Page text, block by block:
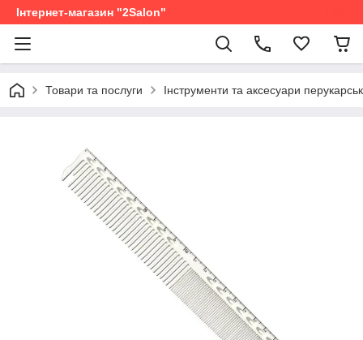
Інтернет-магазин "2Salon"
Товари та послуги Інструменти та аксесуари